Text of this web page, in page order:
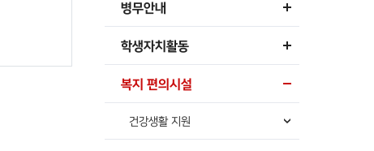
병무안내
학생자치활동
복지 편의시설
건강생활 지원